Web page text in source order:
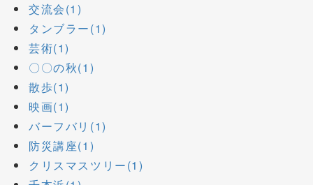
交流会(1)
タンブラー(1)
芸術(1)
〇〇の秋(1)
散歩(1)
映画(1)
バーフバリ(1)
防災講座(1)
クリスマスツリー(1)